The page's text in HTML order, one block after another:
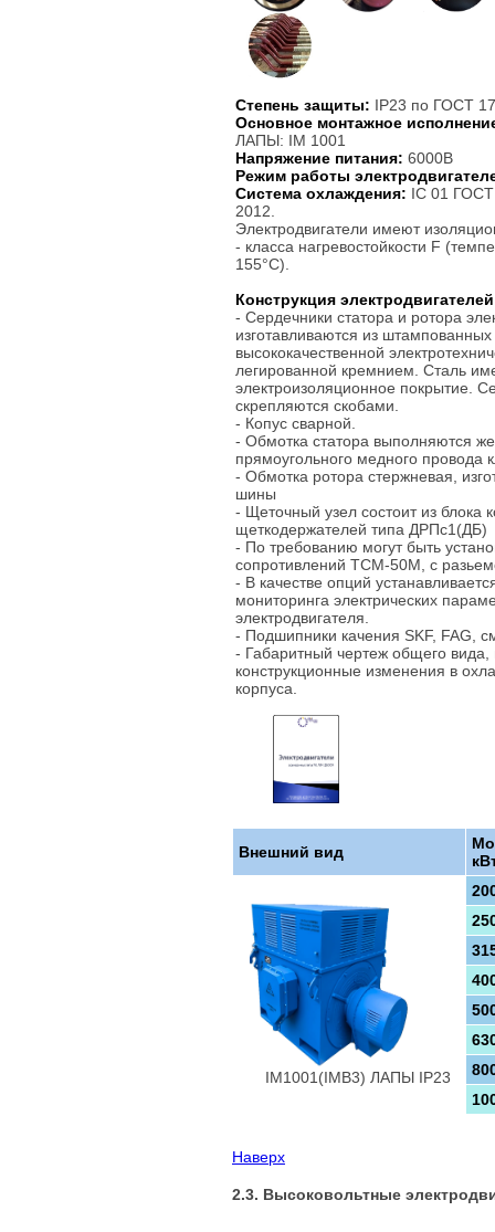
Степень защиты: IP23 по ГОСТ
Основное монтажное
ЛАПЫ: IM 1001
Напряжение питания: 6000В
Режим работы
Система охлаждения: IC 01
2012.
Электродвигатели имеют
- класса нагревостойкости F
155°С).
Конструкция
- Сердечники статора и ротора
изготавливаются из штампованных
высококачественной
легированной кремнием. Сталь
электроизоляционное покрытие.
скрепляются скобами.
- Копус сварной.
- Обмотка статора выполняются
прямоугольного медного провода
- Обмотка ротора стержневая,
шины
- Щеточный узел состоит из блока
щеткодержателей типа ДРПс1(ДБ)
- По требованию могут быть
сопротивлений ТСМ-50М, с
- В качестве опций
мониторинга электрических
электродвигателя.
- Подшипники качения SKF, FAG,
- Габаритный чертеж общего вида,
конструкционные изменения в
корпуса.
Внешний вид
IM1001(IMB3) ЛАПЫ IP23
Наверх
2.3. Высоковольтные